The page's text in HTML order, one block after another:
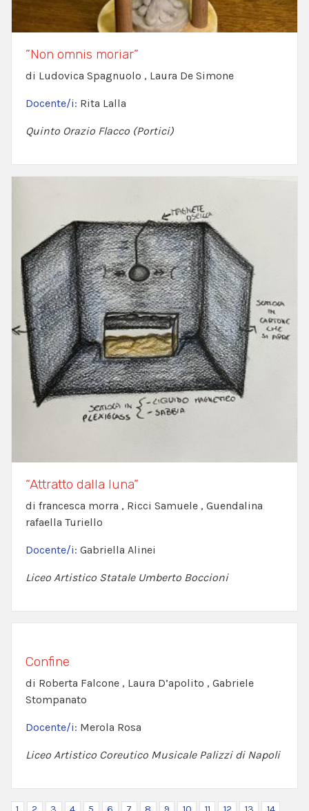
”Non omnis moriar”
di Ludovica Spagnuolo , Laura De Simone
Docente/i: Rita Lalla
Quinto Orazio Flacco (Portici)
“Attratto dalla luna”
di francesca morra , Ricci Samuele , Guendalina
rafaella Turiello
Docente/i: Gabriella Alinei
Liceo Artistico Statale Umberto Boccioni
Confine
di Roberta Falcone , Laura D’apolito , Gabriele
Stompanato
Docente/i: Merola Rosa
Liceo Artistico Coreutico Musicale Palizzi di Napoli